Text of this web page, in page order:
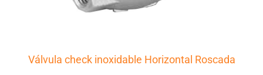
Válvula check inoxidable Horizontal Roscada